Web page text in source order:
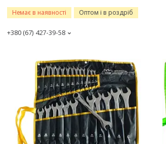
Немає в наявності Оптом і в роздріб
+380 (67) 427-39-58